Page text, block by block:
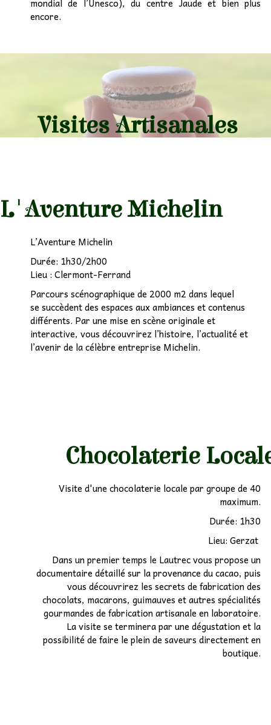
mondial de l’Unesco), du centre Jaude et bien plus
encore.
Visites Artisanales
L'Aventure Michelin
L’Aventure Michelin
Durée: 1h30/2h00
Lieu : Clermont-Ferrand
Parcours scénographique de 2000 m2 dans lequel
se succèdent des espaces aux ambiances et contenus
différents. Par une mise en scène originale et
interactive, vous découvrirez l’histoire, l’actualité et
l’avenir de la célèbre entreprise Michelin.
Chocolaterie
Visite d'une chocolaterie locale par groupe de 40
maximum.
Durée: 1h30
Lieu: Gerzat
Dans un premier temps le Lautrec vous propose un
documentaire détaillé sur la provenance du cacao, puis
vous découvrirez les secrets de fabrication des
chocolats, macarons, guimauves et autres spécialités
gourmandes de fabrication artisanale en laboratoire.
La visite se terminera par une dégustation et la
possibilité de faire le plein de saveurs directement en
boutique.